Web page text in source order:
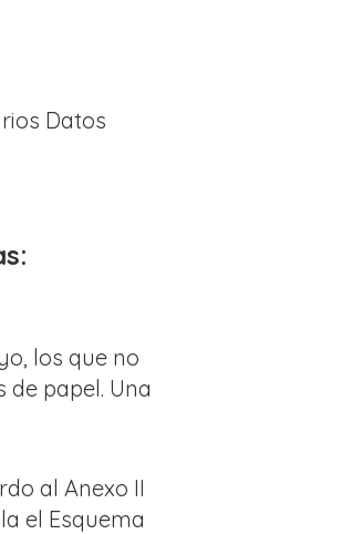
Datos
los que no
papel. Una
al Anexo II
el Esquema